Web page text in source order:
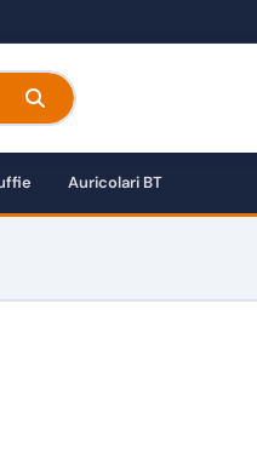
Auricolari BT